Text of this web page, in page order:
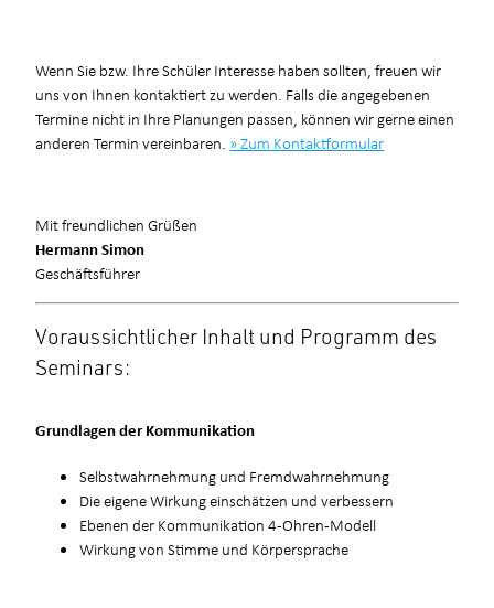
Wenn Sie bzw. Ihre Schüler Interesse haben sollten, freuen wir
uns von Ihnen kontaktiert zu werden. Falls die angegebenen
Termine nicht in Ihre Planungen passen, können wir gerne einen
anderen Termin vereinbaren. » Zum Kontaktformular
Mit freundlichen Grüßen
Hermann Simon
Geschäftsführer
Voraussichtlicher Inhalt und Programm des
Seminars:
Grundlagen der Kommunikation
Selbstwahrnehmung und Fremdwahrnehmung
Die eigene Wirkung einschätzen und verbessern
Ebenen der Kommunikation 4-Ohren-Modell
Wirkung von Stimme und Körpersprache